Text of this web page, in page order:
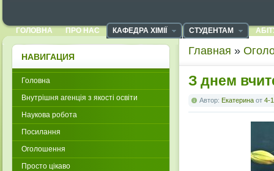
ГОЛОВНА ПРО НАС КАФЕДРА ХІМІЇ СТУДЕНТАМ
Главная »
З днем
Автор: Екатерина от 4-
НАВИГАЦИЯ
Головна
Внутрішня агенція з якості освіти
Наукова робота
Посилання
Оголошення
Просто цікаво